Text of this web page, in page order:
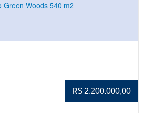
Green Woods 540 m2
R$ 2.200.000,00